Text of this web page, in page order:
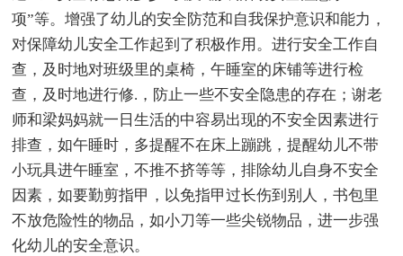
项”等。增强了幼儿的安全防范和自我保护意识和能力，
对保障幼儿安全工作起到了积极作用。进行安全工作自
查，及时地对班级里的桌椅，午睡室的床铺等进行检
查，及时地进行修.，防止一些不安全隐患的存在；谢老
师和梁妈妈就一日生活的中容易出现的不安全因素进行
排查，如午睡时，多提醒不在床上蹦跳，提醒幼儿不带
小玩具进午睡室，不推不挤等等，排除幼儿自身不安全
因素，如要勤剪指甲，以免指甲过长伤到别人，书包里
不放危险性的物品，如小刀等一些尖锐物品，进一步强
化幼儿的安全意识。